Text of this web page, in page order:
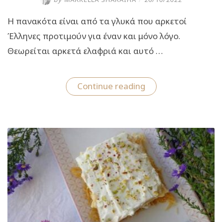
Η πανακότα είναι από τα γλυκά που αρκετοί
Έλληνες προτιμούν για έναν και μόνο λόγο.
Θεωρείται αρκετά ελαφριά και αυτό …
Continue reading“Συνταγή
για